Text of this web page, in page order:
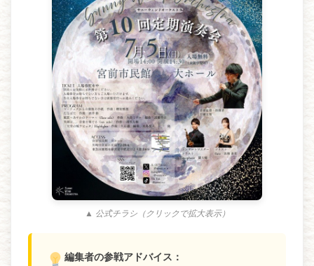
▲ 公式チラシ（クリックで拡大表示）
編集者の参戦アドバイス：